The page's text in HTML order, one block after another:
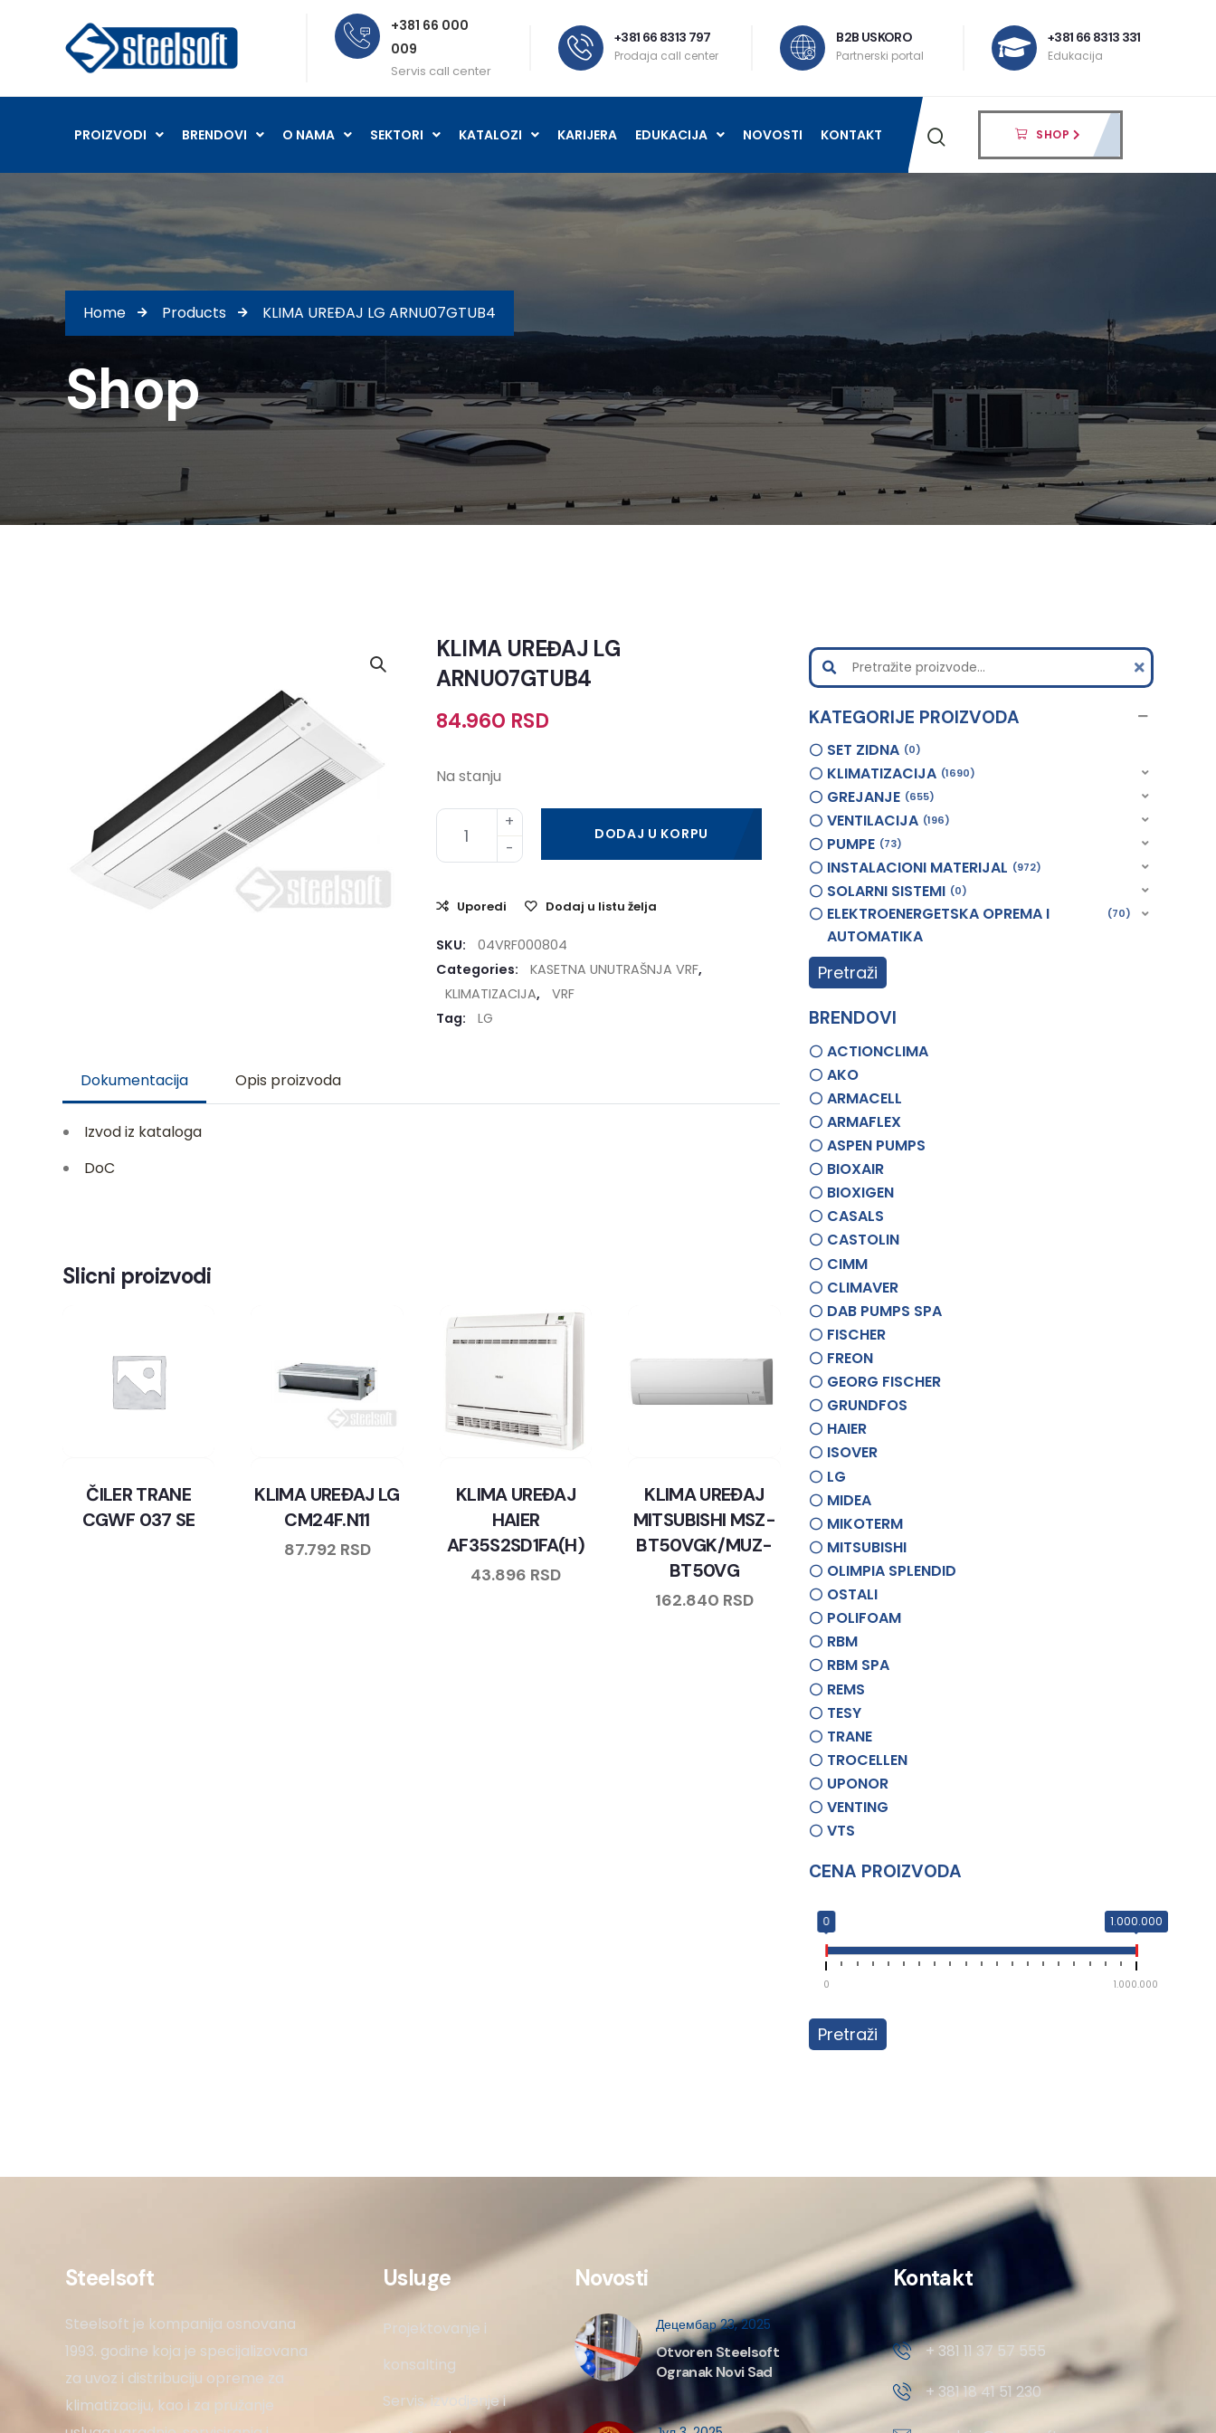
+381 66 000
009
Servis call center
+381 66 8313 797
Prodaja call center
B2B USKORO
Partnerski portal
+381 66 8313 331
Edukacija
PROIZVODI BRENDOVI O NAMA SEKTORI KATALOZI KARIJERA EDUKACIJA NOVOSTI KONTAKT SHOP
Home Products KLIMA UREĐAJ LG ARNU07GTUB4
Shop
KLIMA UREĐAJ LG
ARNU07GTUB4
84.960 RSD
Na stanju
DODAJ U KORPU
Uporedi Dodaj u listu želja
SKU:
04VRF000804
Categories:
KASETNA UNUTRAŠNJA VRF,
KLIMATIZACIJA,
VRF
Tag:
LG
Dokumentacija Opis proizvoda
Izvod iz kataloga
DoC
Slicni proizvodi
ČILER TRANE
CGWF 037 SE
KLIMA UREĐAJ LG
CM24F.N11
87.792 RSD
KLIMA UREĐAJ
HAIER
AF35S2SD1FA(H)
43.896 RSD
KLIMA UREĐAJ
MITSUBISHI MSZ-
BT50VGK/MUZ-
BT50VG
162.840 RSD
KATEGORIJE PROIZVODA
SET ZIDNA 0
KLIMATIZACIJA 1690
GREJANJE 655
VENTILACIJA 196
PUMPE 73
INSTALACIONI MATERIJAL 972
SOLARNI SISTEMI 0
ELEKTROENERGETSKA OPREMA I
AUTOMATIKA
70
Pretraži
BRENDOVI
ACTIONCLIMA
AKO
ARMACELL
ARMAFLEX
ASPEN PUMPS
BIOXAIR
BIOXIGEN
CASALS
CASTOLIN
CIMM
CLIMAVER
DAB PUMPS SPA
FISCHER
FREON
GEORG FISCHER
GRUNDFOS
HAIER
ISOVER
LG
MIDEA
MIKOTERM
MITSUBISHI
OLIMPIA SPLENDID
OSTALI
POLIFOAM
RBM
RBM SPA
REMS
TESY
TRANE
TROCELLEN
UPONOR
VENTING
VTS
CENA PROIZVODA
0 1.000.000
0 1.000.000
Pretraži
Steelsoft
Steelsoft je kompanija osnovana
1993. godine koja je specijalizovana
za uvoz i distribuciju opreme za
klimatizaciju, kao i za pružanje
Usluge
Projektovanje i
konsalting
Servis, izvodjenje i
Novosti
Децембар 23, 2025
Otvoren Steelsoft
Ogranak Novi Sad
Kontakt
+ 381 11 37 57 555
+ 381 18 41 51 230